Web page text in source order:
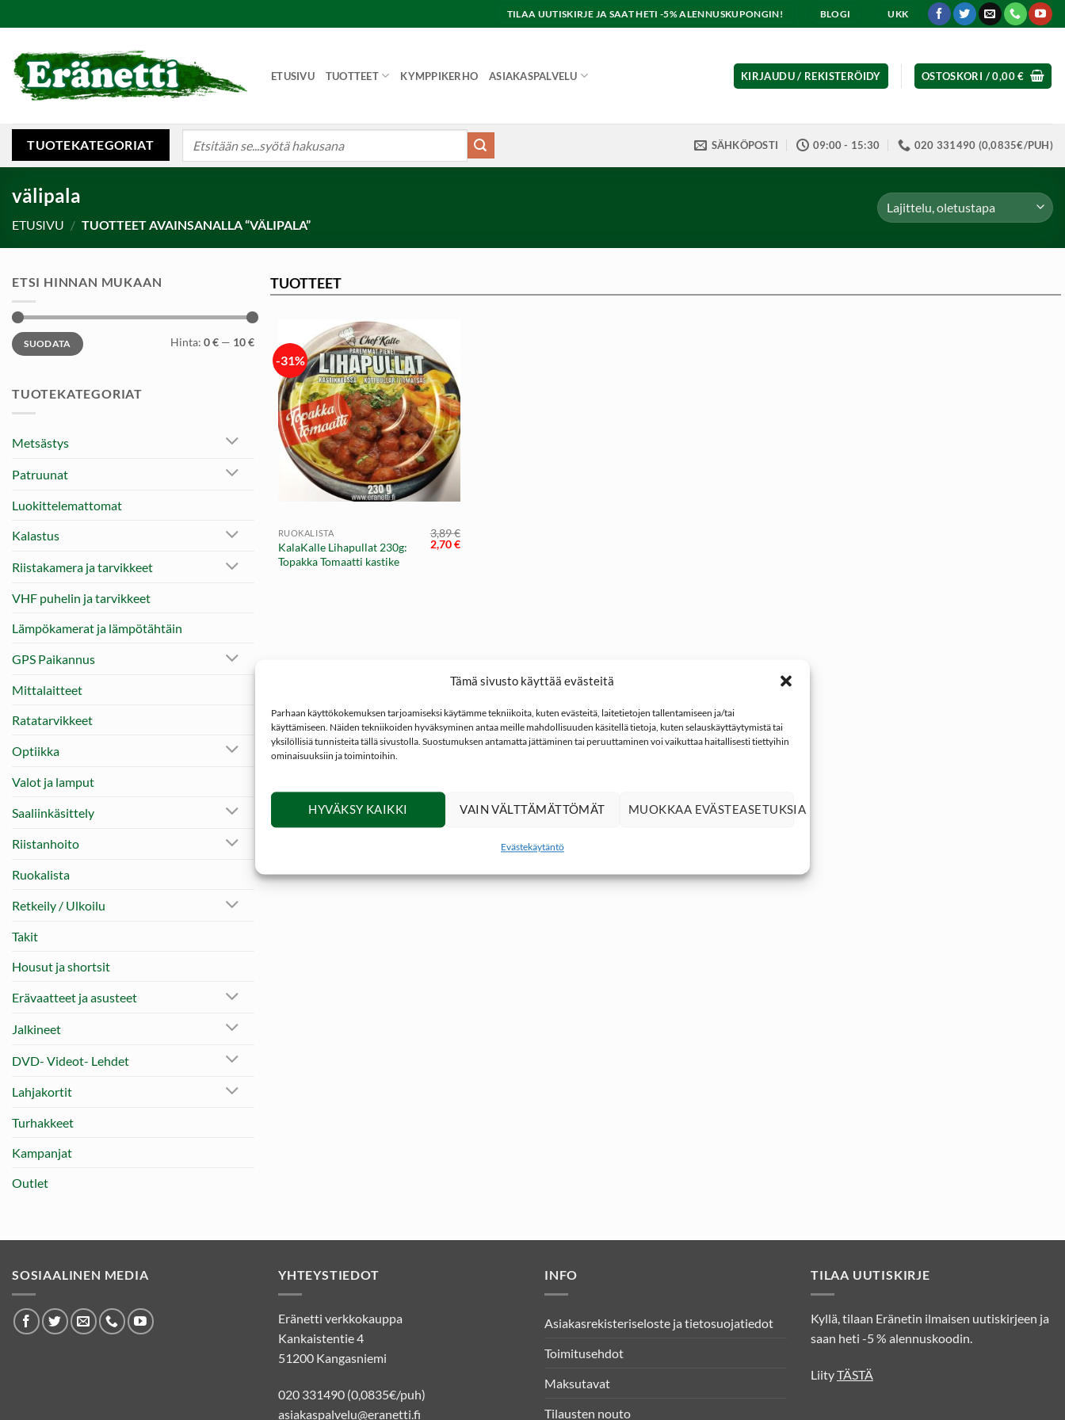
Tämä sivusto käyttää evästeitä
Parhaan käyttökokemuksen tarjoamiseksi käytämme tekniikoita, kuten evästeitä, laitetietojen tallentamiseen ja/tai
käyttämiseen. Näiden tekniikoiden hyväksyminen antaa meille mahdollisuuden käsitellä tietoja, kuten selauskäyttäytymistä tai
yksilöllisiä tunnisteita tällä sivustolla. Suostumuksen antamatta jättäminen tai peruuttaminen voi vaikuttaa haitallisesti tiettyihin
ominaisuuksiin ja toimintoihin.
HYVÄKSY KAIKKI VAIN VÄLTTÄMÄTTÖMÄT MUOKKAA EVÄSTEASETUKSIA
Evästekäytäntö
to
content
TILAA UUTISKIRJE JA SAAT HETI -5% ALENNUSKUPONGIN! BLOGI UKK
ETUSIVU TUOTTEET KYMPPIKERHO ASIAKASPALVELU KIRJAUDU / REKISTERÖIDY OSTOSKORI /0,00€
TUOTEKATEGORIAT SÄHKÖPOSTI 09:00 - 15:30 020 331490 (0,0835€/PUH)
välipala
ETUSIVU / TUOTTEET AVAINSANALLA “VÄLIPALA”
ETSI HINNAN MUKAAN
Minimihinta
Maksimihinta
SUODATA Hinta: 0 € — 10 €
TUOTEKATEGORIAT
Metsästys
Patruunat
Luokittelemattomat
Kalastus
Riistakamera ja tarvikkeet
VHF puhelin ja tarvikkeet
Lämpökamerat ja lämpötähtäin
GPS Paikannus
Mittalaitteet
Ratatarvikkeet
Optiikka
Valot ja lamput
Saaliinkäsittely
Riistanhoito
Ruokalista
Retkeily / Ulkoilu
Takit
Housut ja shortsit
Erävaatteet ja asusteet
Jalkineet
DVD- Videot- Lehdet
Lahjakortit
Turhakkeet
Kampanjat
Outlet
TUOTTEET
-31%
RUOKALISTA
KalaKalle Lihapullat 230g:
Topakka Tomaatti kastike
3,89€
Alkuperäinen
hinta
2,70€Nykyinen
SOSIAALINEN MEDIA YHTEYSTIEDOT
Eränetti verkkokauppa
Kankaistentie 4
51200 Kangasniemi
020 331490 (0,0835€/puh)
asiakaspalvelu@eranetti.fi
INFO
Asiakasrekisteriseloste ja tietosuojatiedot
Toimitusehdot
Maksutavat
Tilausten nouto
TILAA UUTISKIRJE
Kyllä, tilaan Eränetin ilmaisen uutiskirjeen ja
saan heti -5 % alennuskoodin.
LiityTÄSTÄ